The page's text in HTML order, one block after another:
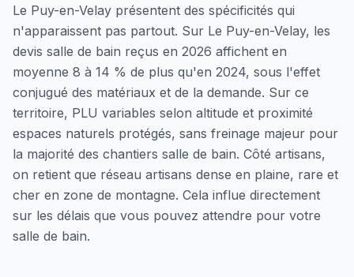
Le Puy-en-Velay présentent des spécificités qui
n'apparaissent pas partout. Sur Le Puy-en-Velay, les
devis salle de bain reçus en 2026 affichent en
moyenne 8 à 14 % de plus qu'en 2024, sous l'effet
conjugué des matériaux et de la demande. Sur ce
territoire, PLU variables selon altitude et proximité
espaces naturels protégés, sans freinage majeur pour
la majorité des chantiers salle de bain. Côté artisans,
on retient que réseau artisans dense en plaine, rare et
cher en zone de montagne. Cela influe directement
sur les délais que vous pouvez attendre pour votre
salle de bain.